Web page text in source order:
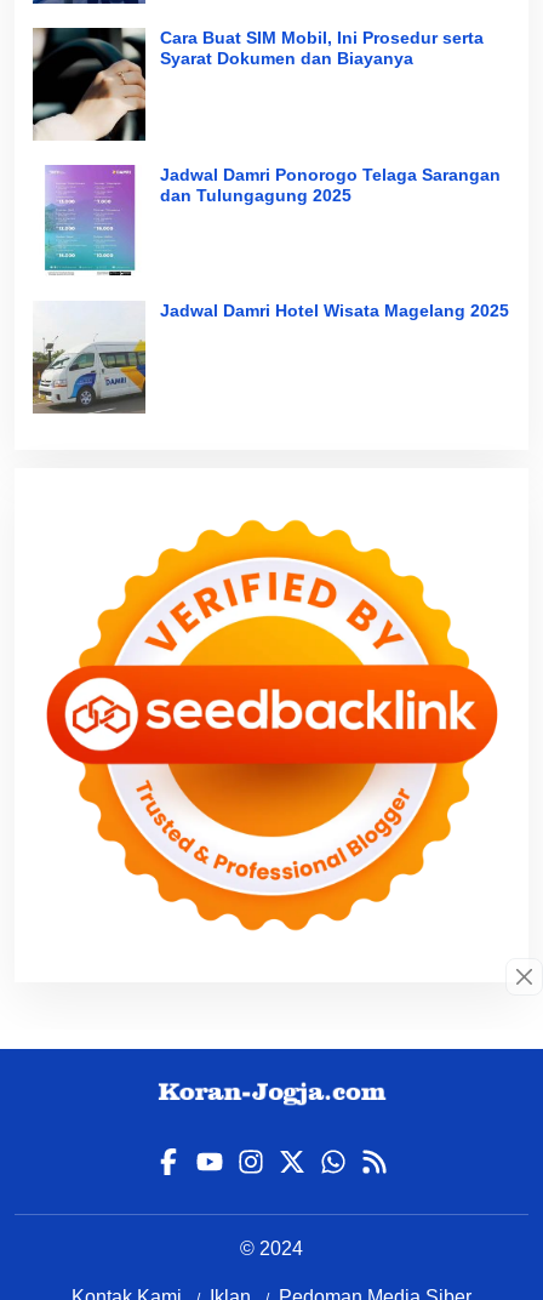
Cara Buat SIM Mobil, Ini Prosedur serta
Syarat Dokumen dan Biayanya
Jadwal Damri Ponorogo Telaga Sarangan
dan Tulungagung 2025
Jadwal Damri Hotel Wisata Magelang 2025
© 2024